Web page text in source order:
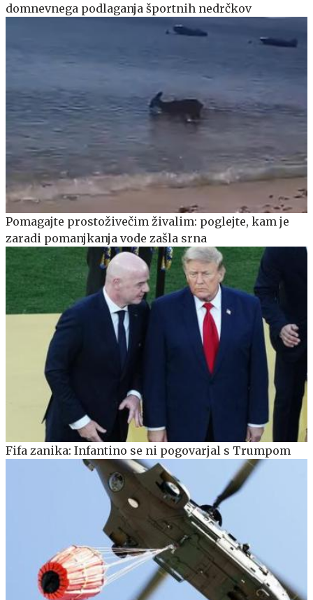
domnevnega podlaganja športnih nedrčkov
Pomagajte prostoživečim živalim: poglejte, kam je
zaradi pomanjkanja vode zašla srna
Fifa zanika: Infantino se ni pogovarjal s Trumpom